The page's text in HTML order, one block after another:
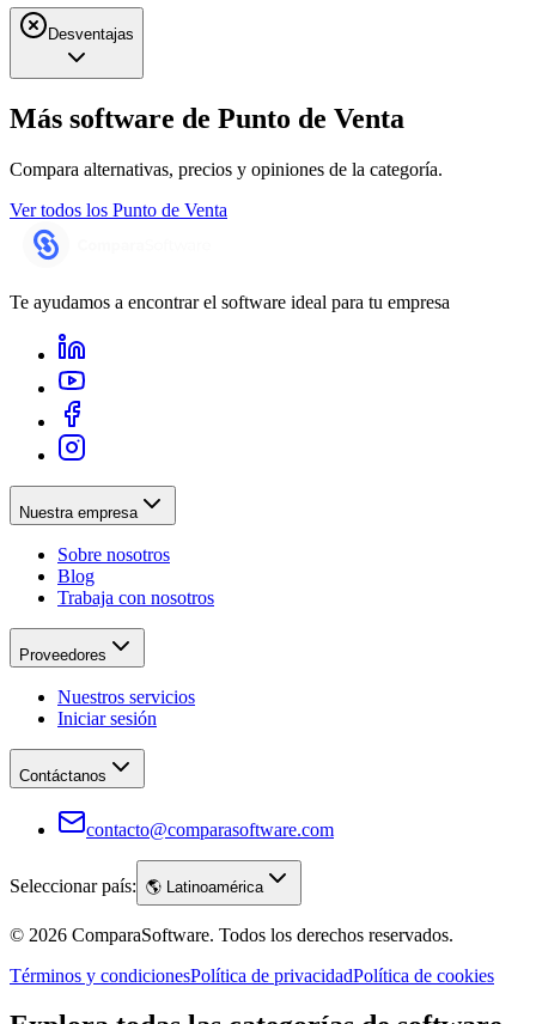
Desventajas
Más software de Punto de Venta
Compara alternativas, precios y opiniones de la categoría.
Ver todos los Punto de Venta
Te ayudamos a encontrar el software ideal para tu empresa
Nuestra empresa
Sobre nosotros
Blog
Trabaja con nosotros
Proveedores
Nuestros servicios
Iniciar sesión
Contáctanos
contacto@comparasoftware.com
Seleccionar país: 🌎 Latinoamérica
© 2026 ComparaSoftware. Todos los derechos reservados.
Términos y condicionesPolítica de privacidadPolítica de cookies